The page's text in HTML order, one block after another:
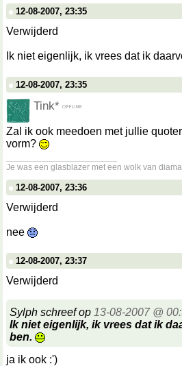
12-08-2007, 23:35
Verwijderd
Ik niet eigenlijk, ik vrees dat ik
12-08-2007, 23:35
Tink*
Zal ik ook meedoen met jullie
vorm?
Je was een glasblazer met een wolk van
12-08-2007, 23:36
Verwijderd
nee
12-08-2007, 23:37
Verwijderd
Sylph schreef op 13-08-2007 @
Ik niet eigenlijk, ik vrees dat ik
ben.
ja ik ook :')